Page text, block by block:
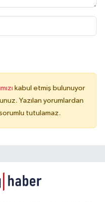
kabul etmiş bulunuyor
Yazılan yorumlardan
tutulamaz.